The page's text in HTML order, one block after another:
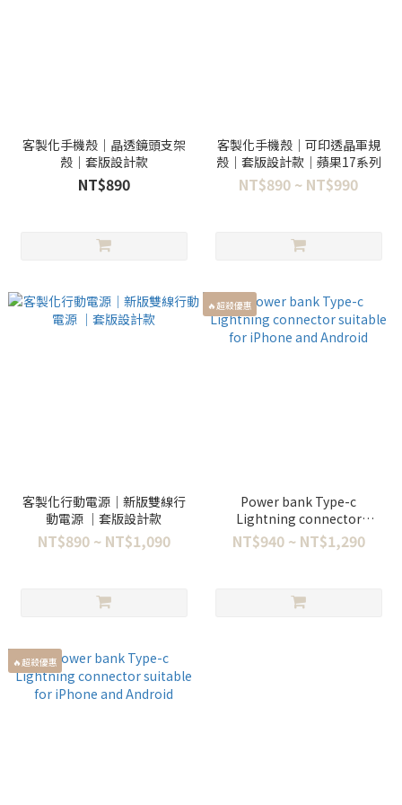
客製化手機殼｜晶透鏡頭支架
殼｜套版設計款
NT$890
客製化手機殼｜可印透晶軍規
殼｜套版設計款｜蘋果17系列
NT$890 ~ NT$990
客製化行動電源｜新版雙線行
動電源 ｜套版設計款
NT$890 ~ NT$1,090
🔥超殺優惠
Power bank Type-c
Lightning connector
suitable for iPhone and
Android
NT$940 ~ NT$1,290
🔥超殺優惠